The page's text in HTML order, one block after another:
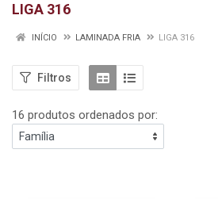
LIGA 316
INÍCIO LAMINADA FRIA LIGA 316
Filtros
16 produtos ordenados por: